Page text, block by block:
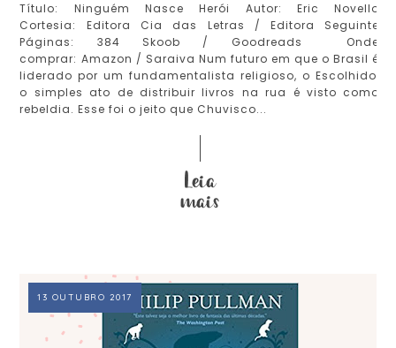
Título: Ninguém Nasce Herói Autor: Eric Novello
Cortesia: Editora Cia das Letras / Editora Seguinte
Páginas: 384 Skoob / Goodreads Onde
comprar: Amazon / Saraiva Num futuro em que o Brasil é
liderado por um fundamentalista religioso, o Escolhido,
o simples ato de distribuir livros na rua é visto como
rebeldia. Esse foi o jeito que Chuvisco...
13 OUTUBRO 2017